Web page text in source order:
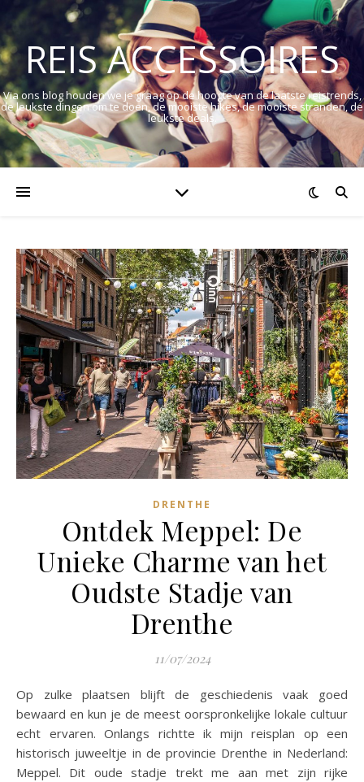
REIS ACCESSOIRES
Via ons blog houden we je graag op de hoogte van de laatste reistrends,
de leukste dingen om te doen, de mooiste hikes, de mooiste stranden, de
leukste deals.
DRENTHE
Ontdek Meppel: De
Unieke Charme van het
Oudste Stadje van
Drenthe
11/07/2024
Op zulke plaatsen blijft de geschiedenis vaak goed
bewaard en kun je de meest oorspronkelijke lokale cultuur
echt ervaren. Onlangs richtte ik mijn reisplan op een
historisch juweeltje in de provincie Drenthe in Nederland:
Meppel. Dit oude stadje trekt me aan met zijn rijke